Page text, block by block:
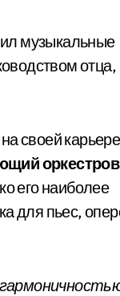
музыкальные
отца,
своей карьере
его наиболее
для пьес,